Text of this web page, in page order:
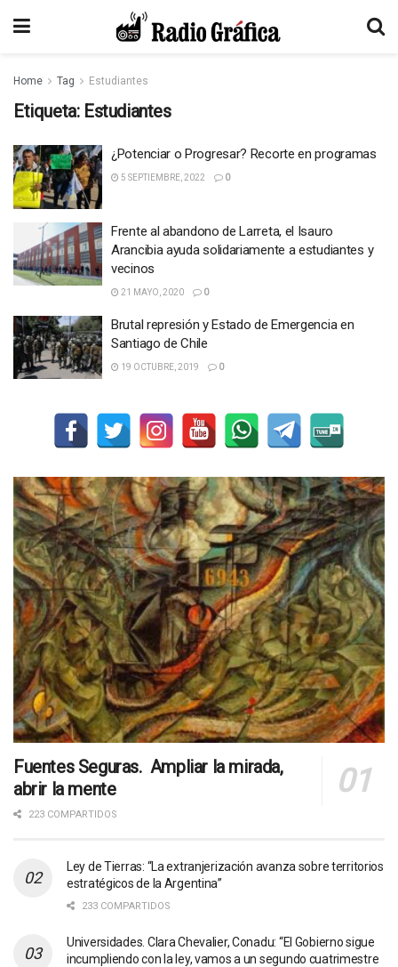
Home Tag Estudiantes
Etiqueta: Estudiantes
¿Potenciar o Progresar? Recorte en programas
5 SEPTIEMBRE, 2022 0
Frente al abandono de Larreta, el Isauro
Arancibia ayuda solidariamente a estudiantes y
vecinos
21 MAYO, 2020 0
Brutal represión y Estado de Emergencia en
Santiago de Chile
19 OCTUBRE, 2019 0
Fuentes Seguras. Ampliar la mirada,
abrir la mente
223 COMPARTIDOS
Ley de Tierras: “La extranjerización avanza sobre territorios
estratégicos de la Argentina”
233 COMPARTIDOS
Universidades. Clara Chevalier, Conadu: “El Gobierno sigue
incumpliendo con la ley, vamos a un segundo cuatrimestre